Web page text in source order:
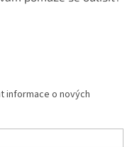
informace o nových